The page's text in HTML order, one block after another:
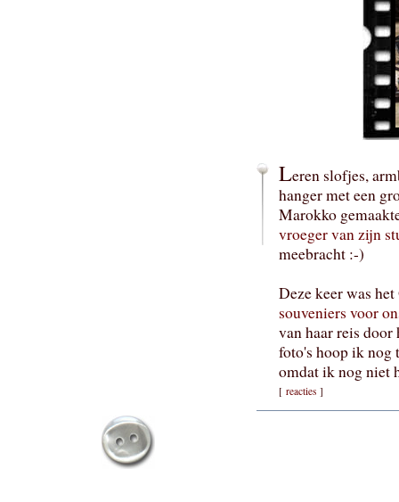
Leren slofjes,
hanger met een
Marokko
vroeger van zijn
meebracht :-)
Deze keer was
souveniers voor
van haar reis
foto's hoop ik nog
omdat ik nog niet
[ reacties ]